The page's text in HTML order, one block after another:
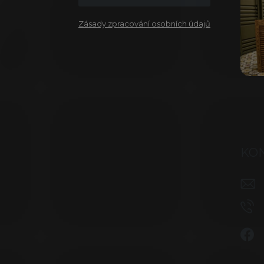
Zásady zpracování osobních údajů